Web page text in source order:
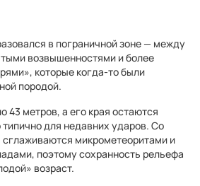
в пограничной зоне — между
возвышенностями и более
которые когда-то были
породой.
43 метров, а его края остаются
для недавних ударов. Со
микрометеоритами и
поэтому сохранность рельефа
возраст.